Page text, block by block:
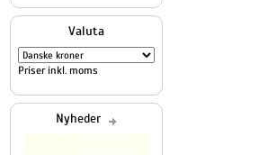
Valuta
Priser inkl. moms
Nyheder